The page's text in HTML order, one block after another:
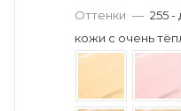
Оттенки — 255 -
кожи с очень